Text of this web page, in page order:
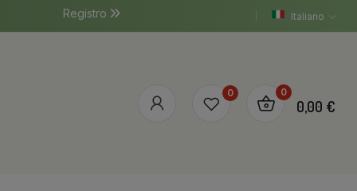
Italiano
Registro
0 0
0,00 €